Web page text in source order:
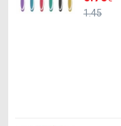
1.45